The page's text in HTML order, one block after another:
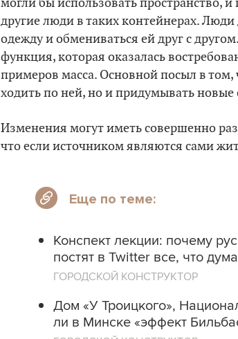
другие люди в таких контейнерах.
одежду и обмениваться ей друг с
функция, которая оказалась
примеров масса. Основной посыл в
ходить по ней, но и придумывать
Изменения могут иметь совершенно
что если источником являются сами
Еще по теме:
Конспект лекции: почему
постят в Twitter все, что
ГОРОДСКОЙ КОНСТРУКТОР
Дом «У Троицкого»,
ли в Минске «эффект